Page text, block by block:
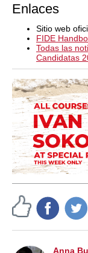
Enlaces
Sitio web
FIDE
Todas las
Candidatas
Anna